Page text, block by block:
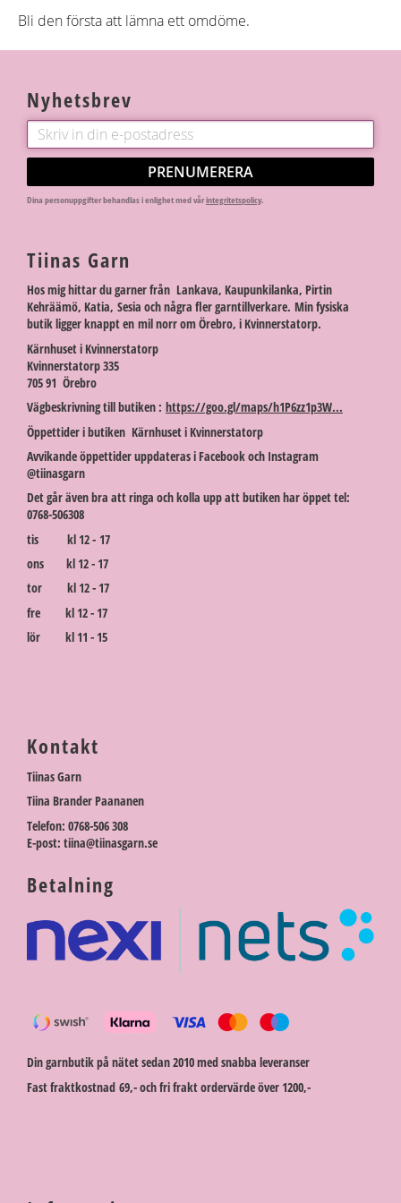
Bli den första att lämna ett omdöme.
Nyhetsbrev
PRENUMERERA
Dina personuppgifter behandlas i enlighet med vårintegritetspolicy.
Tiinas Garn
Hos mig hittar du garner från Lankava, Kaupunkilanka, Pirtin
Kehräämö, Katia, Sesia och några fler garntillverkare. Min fysiska
butik ligger knappt en mil norr om Örebro, i Kvinnerstatorp.
Kärnhuset i Kvinnerstatorp
Kvinnerstatorp 335
705 91 Örebro
Vägbeskrivning till butiken : https://goo.gl/maps/h1P6zz1p3W...
Öppettider i butiken Kärnhuset i Kvinnerstatorp
Avvikande öppettider uppdateras i Facebook och Instagram
@tiinasgarn
Det går även bra att ringa och kolla upp att butiken har öppet tel:
0768-506308
tis kl 12 - 17
ons kl 12 - 17
tor kl 12 - 17
fre kl 12 - 17
lör kl 11 - 15
Kontakt
Tiinas Garn
Tiina Brander Paananen
Telefon: 0768-506 308
E-post: tiina@tiinasgarn.se
Betalning
Din garnbutik på nätet sedan 2010 med snabba leveranser
Fast fraktkostnad 69,- och fri frakt ordervärde över 1200,-